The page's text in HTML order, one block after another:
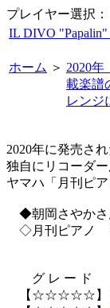
プレイヤー選択：
IL DIVO
ホーム ＞ 2020年
載楽譜
レンジ
2020年に発売さ
独自にリコーダ
ヤマハ「月刊ピ
◆朝岡さやかさ
◇月刊ピア
グ レ ー ド
【☆☆☆☆☆】